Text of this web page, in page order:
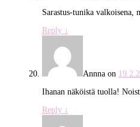
Sarastus-tunika valkoisena,
Reply ↓
Annnaon
Ihanan näköistä tuolla!
Reply ↓